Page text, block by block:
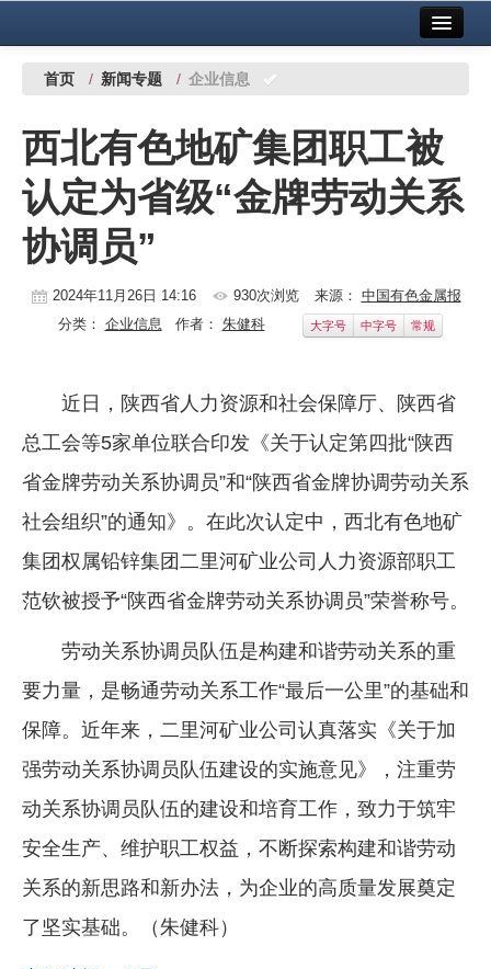
中国有色金属报社主办 广告服务
铜镍铅锌
铝
稀有稀土
有色市场
科技
党建工作
企业文化
《资源再生》杂志
行情报价
数字报
首页 / 新闻专题 / 企业信息
西北有色地矿集团职工被
认定为省级“金牌劳动关系
协调员”
2024年11月26日 14:16 930次浏览 来源： 中国有色金属报
分类： 企业信息 作者： 朱健科 大字号 中字号 常规
近日，陕西省人力资源和社会保障厅、陕西省
总工会等5家单位联合印发《关于认定第四批“陕西
省金牌劳动关系协调员”和“陕西省金牌协调劳动关系
社会组织”的通知》。在此次认定中，西北有色地矿
集团权属铅锌集团二里河矿业公司人力资源部职工
范钦被授予“陕西省金牌劳动关系协调员”荣誉称号。
劳动关系协调员队伍是构建和谐劳动关系的重
要力量，是畅通劳动关系工作“最后一公里”的基础和
保障。近年来，二里河矿业公司认真落实《关于加
强劳动关系协调员队伍建设的实施意见》，注重劳
动关系协调员队伍的建设和培育工作，致力于筑牢
安全生产、维护职工权益，不断探索构建和谐劳动
关系的新思路和新办法，为企业的高质量发展奠定
了坚实基础。（朱健科）